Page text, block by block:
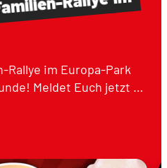
Rallye im Europa-Park
Meldet Euch jetzt …